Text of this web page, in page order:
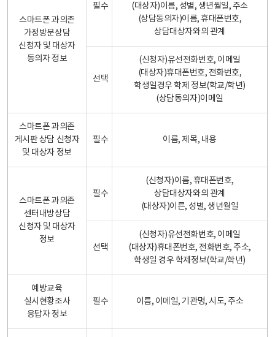
스마트폰 과의존
가정방문상담
신청자 및 대상자
동의자 정보
필수
(대상자)이름, 성별, 생년월일, 주소
(상담동의자)이름, 휴대폰번호,
상담대상자와의 관계
선택
(신청자)유선전화번호, 이메일
(대상자)휴대폰번호, 전화번호,
학생일경우 학제 정보(학교/학년)
(상담동의자)이메일
스마트폰 과의존
게시판 상담 신청자
및 대상자 정보
필수 이름, 제목, 내용
스마트폰 과의존
센터내방상담
신청자 및 대상자
정보
필수
(신청자)이름, 휴대폰번호,
상담대상자와의 관계
(대상자)이른, 성별, 생년월일
선택
(신청자)유선전화번호, 이메일
(대상자)휴대폰번호, 전화번호, 주소,
학생일 경우 학제정보(학교/학년)
예방교육
실시현황조사
응답자 정보
필수 이름, 이메일, 기관명, 시도, 주소